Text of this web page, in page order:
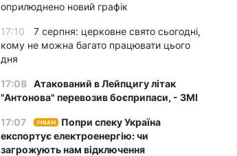
оприлюднено новий графік
17:10
7 серпня: церковне свято сьогодні,
кому не можна багато працювати цього
дня
17:08 Атакований в Лейпцигу літак
"Антонова" перевозив боєприпаси, - ЗМІ
17:07 УНІАН
Попри спеку Україна
експортує електроенергію: чи
загрожують нам відключення